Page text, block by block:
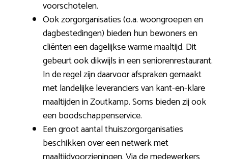
voorschotelen.
Ook zorgorganisaties (o.a. woongroepen en
dagbestedingen) bieden hun bewoners en
cliënten een dagelijkse warme maaltijd. Dit
gebeurt ook dikwijls in een seniorenrestaurant.
In de regel zijn daarvoor afspraken gemaakt
met landelijke leveranciers van kant-en-klare
maaltijden in Zoutkamp. Soms bieden zij ook
een boodschappenservice.
Een groot aantal thuiszorgorganisaties
beschikken over een netwerk met